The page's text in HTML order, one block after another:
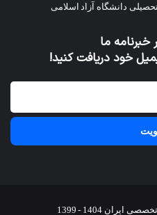
دانشگاه آزاد اسلامی
خبرنامه ما
خود دریافت کنید!
1404 - 1399